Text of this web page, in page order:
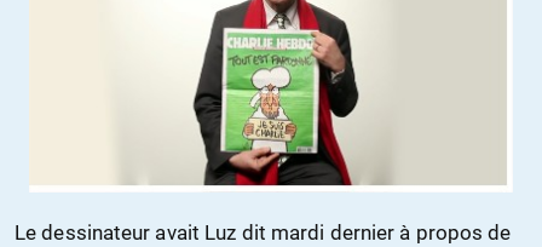
Le dessinateur avait Luz dit mardi dernier à propos de